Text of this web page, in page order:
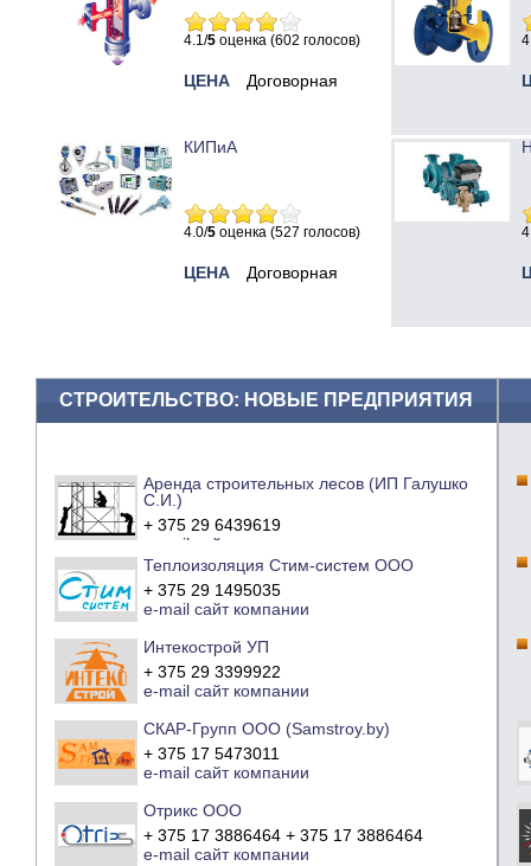
4.1/5 оценка (602 голосов)
ЦЕНА Договорная
КИПиА
4.0/5 оценка (527 голосов)
ЦЕНА Договорная
СТРОИТЕЛЬСТВО: НОВЫЕ ПРЕДПРИЯТИЯ
Аренда строительных лесов (ИП Галушко
С.И.)
+ 375 29 6439619
e-mail
сайт компании
Теплоизоляция Стим-систем ООО
+ 375 29 1495035
e-mail сайт компании
Интекострой УП
+ 375 29 3399922
e-mail сайт компании
СКАР-Групп ООО (Samstroy.by)
+ 375 17 5473011
e-mail сайт компании
Отрикс ООО
+ 375 17 3886464 + 375 17 3886464
e-mail сайт компании